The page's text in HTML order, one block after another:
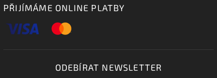
PŘIJÍMÁME ONLINE PLATBY
ODEBÍRAT NEWSLETTER